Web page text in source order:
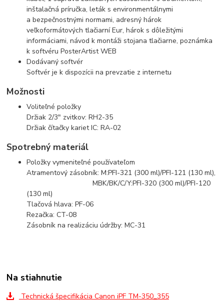
inštalačná príručka, leták s environmentálnymi
a bezpečnostnými normami, adresný hárok
veľkoformátových tlačiarní Eur, hárok s dôležitými
informáciami, návod k montáži stojana tlačiarne, poznámka
k softvéru PosterArtist WEB
Dodávaný softvér
Softvér je k dispozícii na prevzatie z internetu
Možnosti
Voliteľné položky
Držiak 2/3" zvitkov: RH2-35
Držiak čítačky kariet IC: RA-02
Spotrebný materiál
Položky vymeniteľné používateľom
Atramentový zásobník: M:PFI-321 (300 ml)/PFI-121 (130 ml),
MBK/BK/C/Y:PFI-320 (300 ml)/PFI-120
(130 ml)
Tlačová hlava: PF-06
Rezačka: CT-08
Zásobník na realizáciu údržby: MC-31
Na stiahnutie
Technická špecifikácia Canon iPF TM-350_355